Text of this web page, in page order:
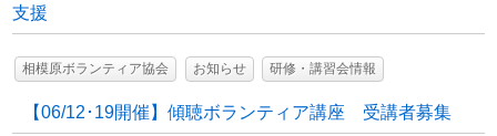
支援
相模原ボランティア協会 お知らせ 研修・講習会情報
【06/12･19開催】傾聴ボランティア講座 受講者募集